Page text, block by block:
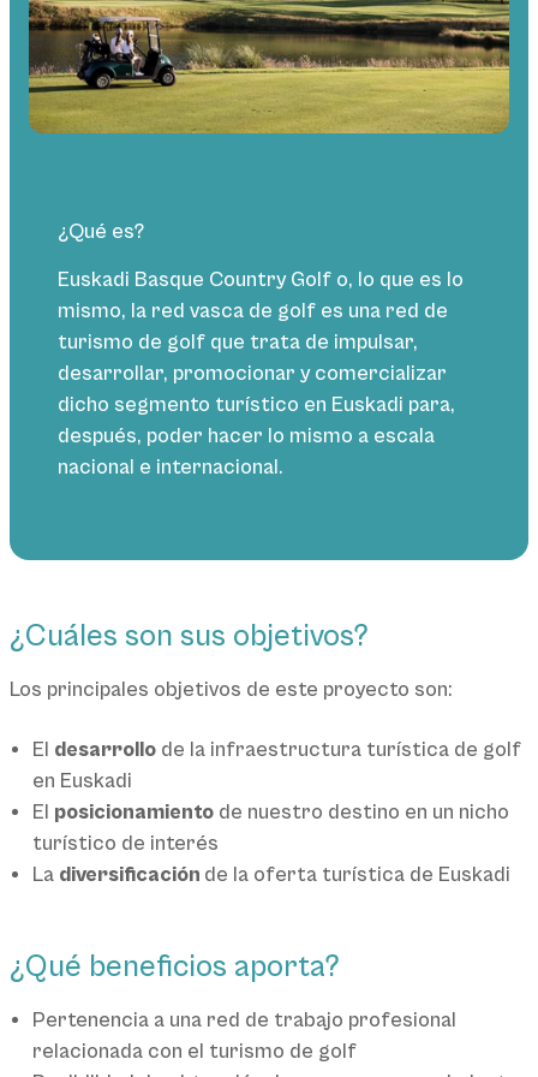
¿Qué es?
Euskadi Basque Country Golf o, lo que es lo
mismo, la red vasca de golf es una red de
turismo de golf que trata de impulsar,
desarrollar, promocionar y comercializar
dicho segmento turístico en Euskadi para,
después, poder hacer lo mismo a escala
nacional e internacional.
¿Cuáles son sus objetivos?
Los principales objetivos de este proyecto son:
El desarrollo de la infraestructura turística de golf
en Euskadi
El posicionamiento de nuestro destino en un nicho
turístico de interés
La diversificación de la oferta turística de Euskadi
¿Qué beneficios aporta?
Pertenencia a una red de trabajo profesional
relacionada con el turismo de golf